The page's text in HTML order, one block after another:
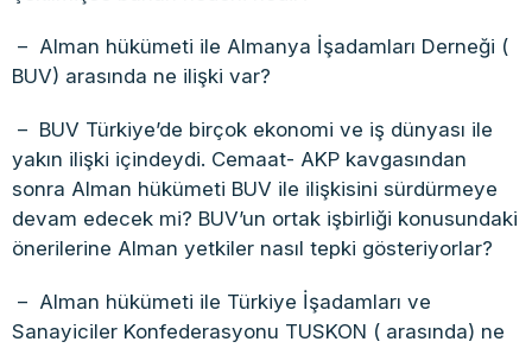
– Alman hükümeti ile Almanya İşadamları Derneği (
BUV) arasında ne ilişki var?
– BUV Türkiye’de birçok ekonomi ve iş dünyası ile
yakın ilişki içindeydi. Cemaat- AKP kavgasından
sonra Alman hükümeti BUV ile ilişkisini sürdürmeye
devam edecek mi? BUV’un ortak işbirliği konusundaki
önerilerine Alman yetkiler nasıl tepki gösteriyorlar?
– Alman hükümeti ile Türkiye İşadamları ve
Sanayiciler Konfederasyonu TUSKON ( arasında) ne